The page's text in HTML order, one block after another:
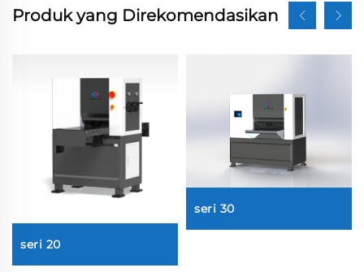
Produk yang Direkomendasikan
seri 20
seri 30